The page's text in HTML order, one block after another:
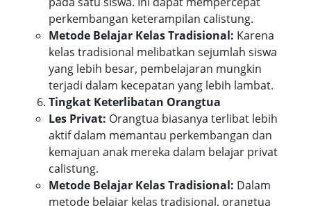
perkembangan keterampilan calistung.
Metode Belajar Kelas Tradisional: Karena
kelas tradisional melibatkan sejumlah siswa
yang lebih besar, pembelajaran mungkin
terjadi dalam kecepatan yang lebih lambat.
Tingkat Keterlibatan Orangtua
Les Privat: Orangtua biasanya terlibat lebih
aktif dalam memantau perkembangan dan
kemajuan anak mereka dalam belajar privat
calistung.
Metode Belajar Kelas Tradisional: Dalam
metode belajar kelas tradisional, orangtua